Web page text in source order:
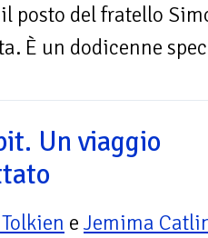
posto del fratello
È un dodicenne
Un viaggio
e Jemima